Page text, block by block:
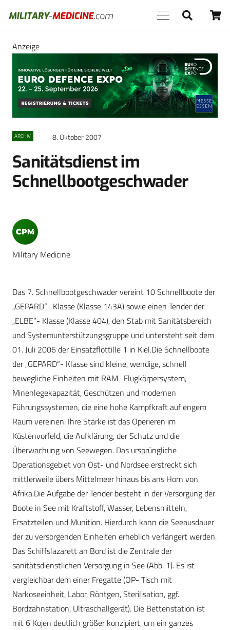
Anzeige
ARCHIV 8. Oktober 2007
Sanitätsdienst im
Schnellbootgeschwader
Military Medicine
Das 7. Schnellbootgeschwader vereint 10 Schnellboote der
„GEPARD“- Klasse (Klasse 143A) sowie einen Tender der
„ELBE“- Klasse (Klasse 404), den Stab mit Sanitätsbereich
und Systemunterstützungsgruppe und untersteht seit dem
01. Juli 2006 der Einsatzflottille 1 in Kiel.Die Schnellboote
der „GEPARD“- Klasse sind kleine, wendige, schnell
bewegliche Einheiten mit RAM- Flugkörpersystem,
Minenlegekapazität, Geschützen und modernen
Führungssystemen, die eine hohe Kampfkraft auf engem
Raum vereinen. Ihre Stärke ist das Operieren im
Küstenvorfeld, die Aufklärung, der Schutz und die
Überwachung von Seewegen. Das ursprüngliche
Operationsgebiet von Ost- und Nordsee erstreckt sich
mittlerweile übers Mittelmeer hinaus bis ans Horn von
Afrika.Die Aufgabe der Tender besteht in der Versorgung der
Boote in See mit Kraftstoff, Wasser, Lebensmitteln,
Ersatzteilen und Munition. Hierdurch kann die Seeausdauer
der zu versorgenden Einheiten erheblich verlängert werden.
Das Schiffslazarett an Bord ist die Zentrale der
sanitätsdienstlichen Versorgung in See (Abb. 1). Es ist
vergleichbar dem einer Fregatte (OP- Tisch mit
Narkoseeinheit, Labor, Röntgen, Sterilisation, ggf.
Bordzahnstation, Ultraschallgerät). Die Bettenstation ist
mit 6 Kojen deutlich größer konzipiert, um ein ganzes